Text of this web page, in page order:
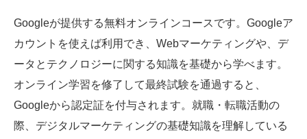
Googleが提供する無料オンラインコースです。Googleア
カウントを使えば利用でき、Webマーケティングや、デ
ータとテクノロジーに関する知識を基礎から学べます。
オンライン学習を修了して最終試験を通過すると、
Googleから認定証を付与されます。就職・転職活動の
際、デジタルマーケティングの基礎知識を理解している